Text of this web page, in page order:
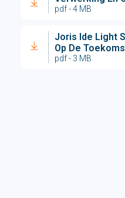
pdf - 4 MB
Joris Ide Light
Op De
pdf - 3 MB